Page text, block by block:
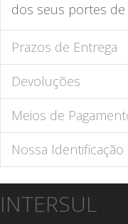
dos seus portes de
Prazos de Entrega
Devoluções
Meios de
Nossa Identificação
INTERSUL